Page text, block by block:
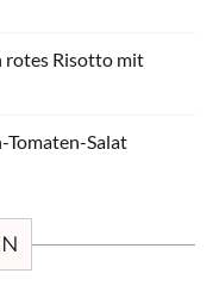
rotes Risotto mit
Tomaten-Salat